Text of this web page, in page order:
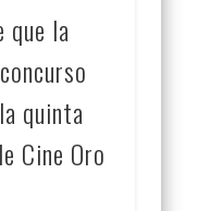
que la
quinta
Cine Oro